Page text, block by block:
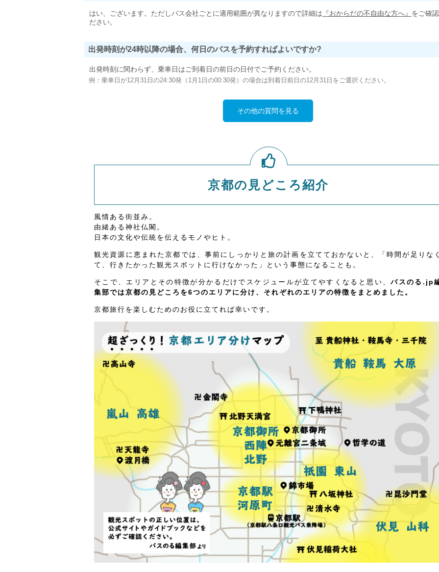
はい、ございます。ただしバス会社ごとに適用範囲が異なりますので詳細は 『おからだの不自由な方へ』 をご確
ださい。
出発時刻が24時以降の場合、何日のバスを予約すればよいですか?
出発時刻に関わらず、乗車日はご到着日の前日の日付でご予約ください。
例：乗車日が12月31日の24:30発（1月1日の00:30発）の場合は到着日前日の12月31日をご選択ください。
その他の質問を見る
京都の見どころ紹介
風情ある街並み。
由緒ある神社仏閣。
日本の文化や伝統を伝えるモノやヒト。
観光資源に恵まれた京都では、事前にしっかりと旅の計画を立てておかないと、「時間が足りな
て、行きたかった観光スポットに行けなかった」という事態になることも。
そこで、エリアとその特徴が分かるだけでスケジュールが立てやすくなると思い、バスのる.jp
集部では京都の見どころを6つのエリアに分け、それぞれのエリアの特徴をまとめました。
京都旅行を楽しむためのお役に立てれば幸いです。